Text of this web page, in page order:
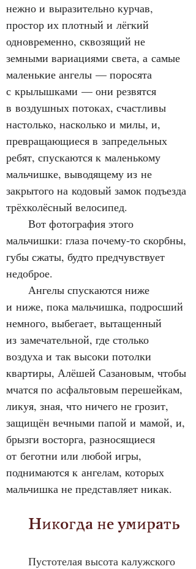
нежно и выразительно курчав,
простор их плотный и лёгкий
одновременно, сквозящий не
земными вариациями света, а самые
маленькие ангелы — поросята
с крылышками — они резвятся
в воздушных потоках, счастливы
настолько, насколько и милы, и,
превращающиеся в запредельных
ребят, спускаются к маленькому
мальчишке, выводящему из не
закрытого на кодовый замок подъезда
трёхколёсный велосипед.
Вот фотография этого
мальчишки: глаза почему‑то скорбны,
губы сжаты, будто предчувствует
недоброе.
Ангелы спускаются ниже
и ниже, пока мальчишка, подросший
немного, выбегает, вытащенный
из замечательной, где столько
воздуха и так высоки потолки
квартиры, Алёшей Сазановым, чтобы
мчатся по асфальтовым перешейкам,
ликуя, зная, что ничего не грозит,
защищён вечными папой и мамой, и,
брызги восторга, разносящиеся
от беготни или любой игры,
поднимаются к ангелам, которых
мальчишка не представляет никак.
Никогда не умирать
Пустотелая высота калужского